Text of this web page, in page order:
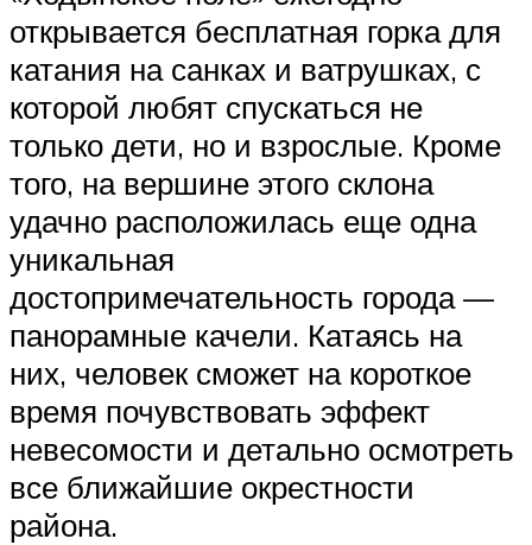
открывается бесплатная горка для
катания на санках и ватрушках, с
которой любят спускаться не
только дети, но и взрослые. Кроме
того, на вершине этого склона
удачно расположилась еще одна
уникальная
достопримечательность города —
панорамные качели. Катаясь на
них, человек сможет на короткое
время почувствовать эффект
невесомости и детально осмотреть
все ближайшие окрестности
района.